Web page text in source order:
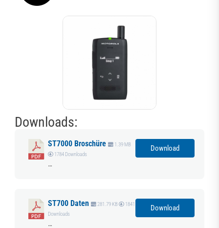
Downloads:
ST7000 Broschüre
1.39 MB
1784 Downloads
…
Download
ST700 Daten 281.79 KB
1841
Downloads
…
Download